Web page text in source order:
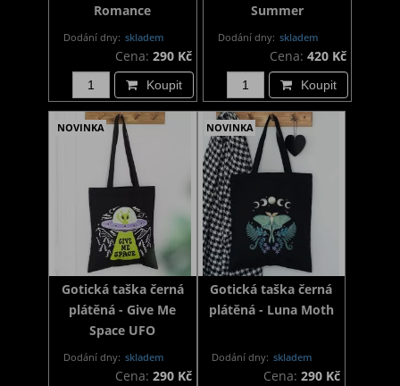
Romance
Dodání dny: skladem
Cena: 290 Kč
Koupit
Summer
Dodání dny: skladem
Cena: 420 Kč
Koupit
NOVINKA
Gotická taška černá
plátěná - Give Me
Space UFO
Dodání dny: skladem
Cena: 290 Kč
NOVINKA
Gotická taška černá
plátěná - Luna Moth
Dodání dny: skladem
Cena:290 Kč